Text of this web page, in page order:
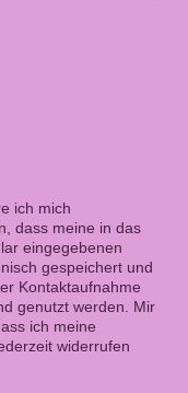
ich mich
dass meine in das
eingegebenen
gespeichert und
Kontaktaufnahme
genutzt werden. Mir
ich meine
widerrufen